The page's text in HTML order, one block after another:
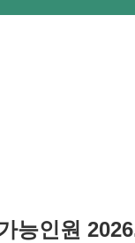
능인원